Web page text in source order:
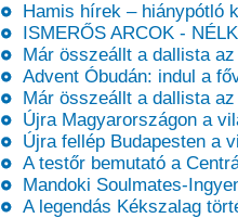
Hamis hírek – hiánypótló
ISMERŐS ARCOK -
Már összeállt a dallista az
Advent Óbudán: indul a
Már összeállt a dallista az
Újra Magyarországon a
Újra fellép Budapesten a
A testőr bemutató a
Mandoki Soulmates-
A legendás Kékszalag